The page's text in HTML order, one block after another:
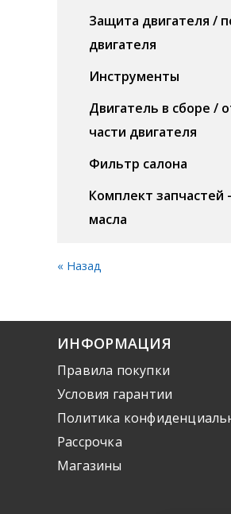
Защита двигателя /
двигателя
Инструменты
Двигатель в сборе /
части двигателя
Фильтр салона
Комплект запчастей
масла
« Назад
ИНФОРМАЦИЯ
Правила покупки
Условия гарантии
Политика
Рассрочка
Mагазины